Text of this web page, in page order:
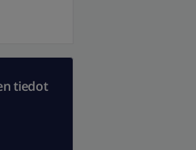
tiedot